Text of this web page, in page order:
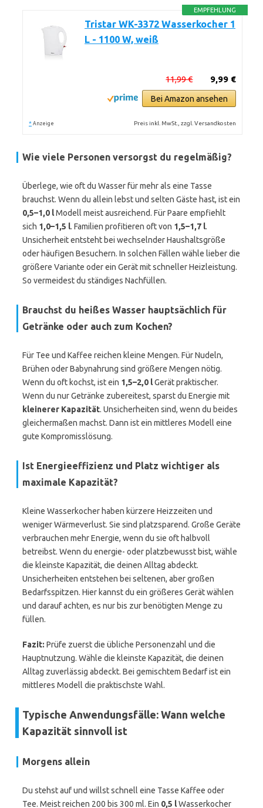
EMPFEHLUNG
Tristar WK-3372 Wasserkocher 1
L - 1100 W, weiß
9,99 €
11,99 €
Bei Amazon ansehen
* Anzeige Preis inkl. MwSt., zzgl. Versandkosten
Wie viele Personen versorgst du regelmäßig?
Überlege, wie oft du Wasser für mehr als eine Tasse
brauchst. Wenn du allein lebst und selten Gäste hast, ist ein
0,5–1,0 lModell meist ausreichend. Für Paare empfiehlt
sich 1,0–1,5 l. Familien profitieren oft von 1,5–1,7 l.
Unsicherheit entsteht bei wechselnder Haushaltsgröße
oder häufigen Besuchern. In solchen Fällen wähle lieber die
größere Variante oder ein Gerät mit schneller Heizleistung.
So vermeidest du ständiges Nachfüllen.
Brauchst du heißes Wasser hauptsächlich für
Getränke oder auch zum Kochen?
Für Tee und Kaffee reichen kleine Mengen. Für Nudeln,
Brühen oder Babynahrung sind größere Mengen nötig.
Wenn du oft kochst, ist ein 1,5–2,0 lGerät praktischer.
Wenn du nur Getränke zubereitest, sparst du Energie mit
kleinerer Kapazität. Unsicherheiten sind, wenn du beides
gleichermaßen machst. Dann ist ein mittleres Modell eine
gute Kompromisslösung.
Ist Energieeffizienz und Platz wichtiger als
maximale Kapazität?
Kleine Wasserkocher haben kürzere Heizzeiten und
weniger Wärmeverlust. Sie sind platzsparend. Große Geräte
verbrauchen mehr Energie, wenn du sie oft halbvoll
betreibst. Wenn du energie- oder platzbewusst bist, wähle
die kleinste Kapazität, die deinen Alltag abdeckt.
Unsicherheiten entstehen bei seltenen, aber großen
Bedarfsspitzen. Hier kannst du ein größeres Gerät wählen
und darauf achten, es nur bis zur benötigten Menge zu
füllen.
Fazit: Prüfe zuerst die übliche Personenzahl und die
Hauptnutzung. Wähle die kleinste Kapazität, die deinen
Alltag zuverlässig abdeckt. Bei gemischtem Bedarf ist ein
mittleres Modell die praktischste Wahl.
Typische Anwendungsfälle: Wann welche
Kapazität sinnvoll ist
Morgens allein
Du stehst auf und willst schnell eine Tasse Kaffee oder
Tee. Meist reichen 200 bis 300 ml. Ein 0,5 lWasserkocher